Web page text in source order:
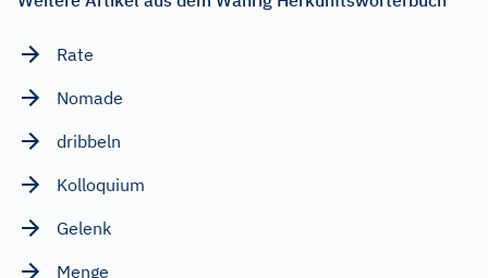
Rate
Nomade
dribbeln
Kolloquium
Gelenk
Menge